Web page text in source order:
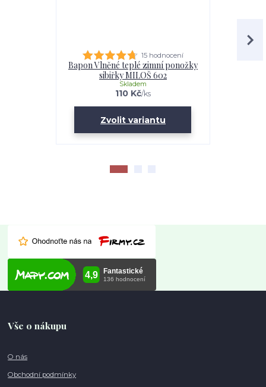
15 hodnocení
Bapon Vlněné teplé zimní ponožky
sibiřky MILOŠ 602
110 Kč/ks
Skladem
Zvolit variantu
Vše o nákupu
O nás
Obchodní podmínky